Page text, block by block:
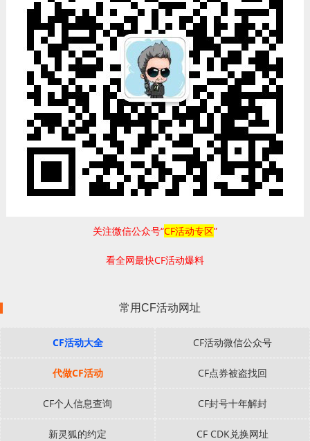
关注微信公众号“CF活动专区”
看全网最快CF活动爆料
常用CF活动网址
CF活动大全 CF活动微信公众号
代做CF活动 CF点券被盗找回
CF个人信息查询 CF封号十年解封
新灵狐的约定 CF CDK兑换网址